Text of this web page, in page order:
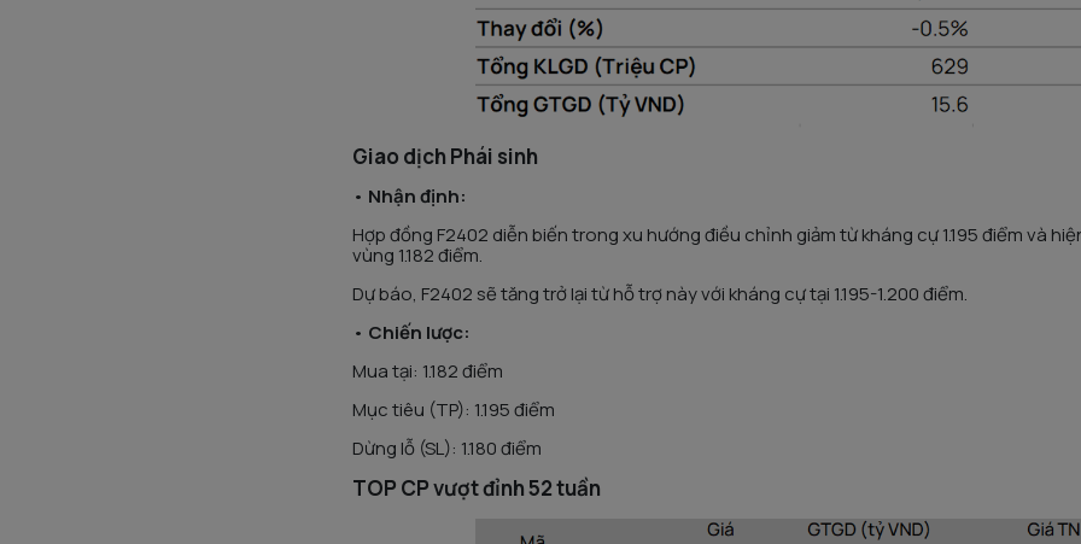
Giao dịch Phái sinh
• Nhận định:
Hợp đồng F2402 diễn biến trong xu hướng điều chỉnh giảm từ kháng cự 1.195 điểm và
vùng 1.182 điểm.
Dự báo, F2402 sẽ tăng trở lại từ hỗ trợ này với kháng cự tại 1.195-1.200 điểm.
• Chiến lược:
Mua tại: 1.182 điểm
Mục tiêu (TP): 1.195 điểm
Dừng lỗ (SL): 1.180 điểm
TOP CP vượt đỉnh 52 tuần